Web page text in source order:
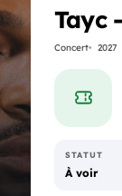
Tayc
Concert 2027
STATUT
À voir